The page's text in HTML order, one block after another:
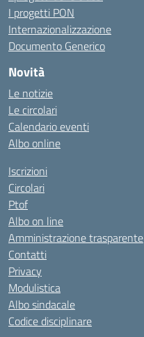
I progetti PON
Internazionalizzazione
Documento Generico
Novità
Le notizie
Le circolari
Calendario eventi
Albo online
Iscrizioni
Circolari
Ptof
Albo on line
Amministrazione trasparente
Contatti
Privacy
Modulistica
Albo sindacale
Codice disciplinare